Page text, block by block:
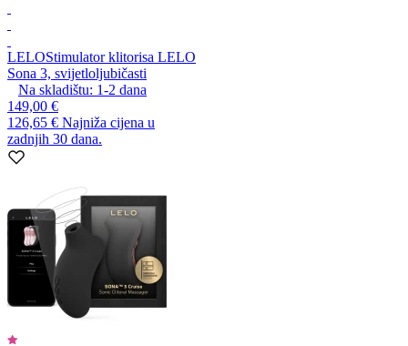
LELOStimulator klitorisa LELO
Sona 3, svijetloljubičasti
Na skladištu: 1-2 dana
149,00 €
126,65 € Najniža cijena u
zadnjih 30 dana.